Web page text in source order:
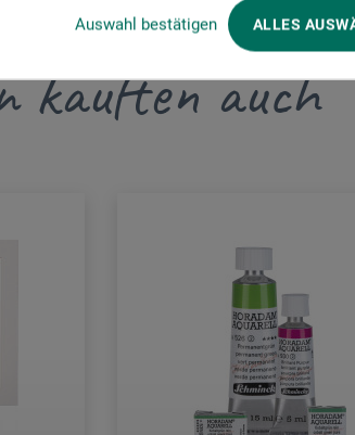
Auswahl bestätigen ALLES
kauften auch